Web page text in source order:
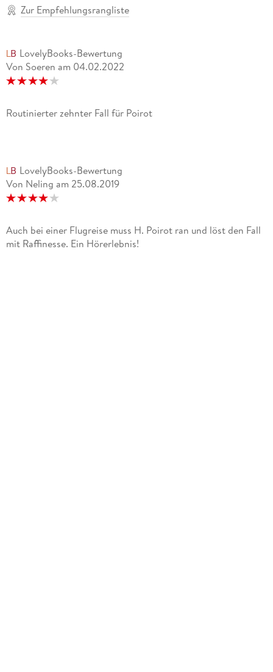
Zur Empfehlungsrangliste
LovelyBooks-Bewertung
Von Soeren am 04.02.2022
Routinierter zehnter Fall für Poirot
LovelyBooks-Bewertung
Von Neling am 25.08.2019
Auch bei einer Flugreise muss H. Poirot ran und löst den Fall
mit Raffinesse. Ein Hörerlebnis!